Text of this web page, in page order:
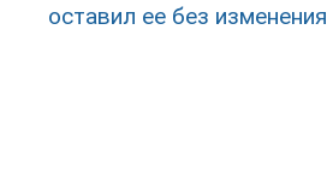
оставил ее без изменения